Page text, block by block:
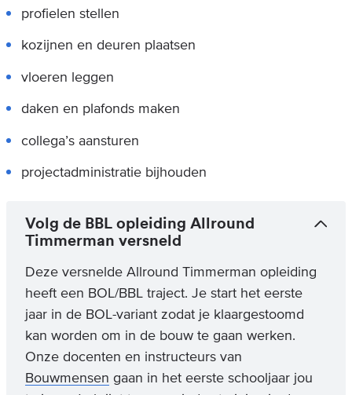
profielen stellen
kozijnen en deuren plaatsen
vloeren leggen
daken en plafonds maken
collega’s aansturen
projectadministratie bijhouden
Volg de BBL opleiding Allround
Timmerman versneld
Deze versnelde Allround Timmerman opleiding
heeft een BOL/BBL traject. Je start het eerste
jaar in de BOL-variant zodat je klaargestoomd
kan worden om in de bouw te gaan werken.
Onze docenten en instructeurs van
Bouwmensen gaan in het eerste schooljaar jou